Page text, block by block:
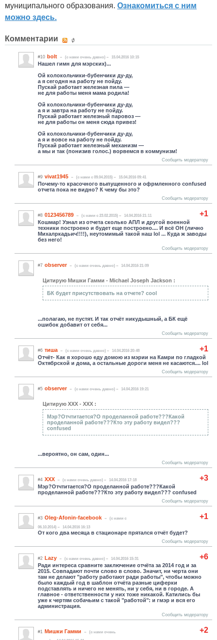
муниципального образования. Ознакомиться с ним
можно здесь.
Комментарии
#10 bolt (c нами очень давно) 15.04.2016 10:15
Нашел гимн для мэрских)...
Ой колокольчики-бубенчики ду-ду,
а я сегодня на работу не пойду.
Пускай работает железная пила —
не для работы меня мама родила!
Ой колокольчики-бубенчики ду-ду,
а я и завтра на работу не пойду.
Пускай работает железный паровоз —
не для работы он меня сюда привез!
Ой колокольчики-бубенчики ду-ду,
а я и вовсе на работу не пойду.
Пускай работает железный механизм —
а мы и так (понизив голос.) ворвемся в коммунизм!
Сообщить модератору
#9 vivat1945 (c нами с 09.04.2015) 15.04.2016 09:41
Почему-то красочного выпущенного и офрмленного confused
отчета пока не видно? К чему бы это?
Сообщить модератору
+1
#8 0123456789 (c нами с 23.02.2015) 14.04.2016 21:11
Кошмар! Узнал из отчета сколько АПЛ и другой военной
техники построено и будет еще построено.... И всё ОН (лично
Михалркадьич!!!!), неутомимый такой наш lol ... Куда ж заводы
без него!
Сообщить модератору
#7 observer (c нами очень давно) 14.04.2016 21:09
Цитирую Мишки Гамми - Michael Joseph Jackson :
БК будет присутствовать на отчете? cool
...полагаю, не пустят. И так отчёт никудышный, а БК ещё
ошибок добавит от себя...
Сообщить модератору
+1
#6 тиша (c нами очень давно) 14.04.2016 20:48
Отчёт- Как я хорошо еду домою из мэрии на Камри по гладкой
Октябрской и дома, а остальные дороги меня не касаются.... lol
Сообщить модератору
#5 observer (c нами очень давно) 14.04.2016 19:21
Цитирую ХХХ - ХХХ :
Мэр?Отчтитается?О проделанной работе???Какой
проделанной работе???Кто эту работу видел???
confused
...вероятно, он сам, один...
Сообщить модератору
+3
#4 ХХХ (c нами очень давно) 14.04.2016 17:18
Мэр?Отчтитается?О проделанной работе???Какой
проделанной работе???Кто эту работу видел??? confused
Сообщить модератору
+1
#3 Oleg-Afonin-facebook
(c нами с
06.10.2014)
14.04.2016 16:13
От кого два месяца в стационаре прятался отчёт будет?
Сообщить модератору
+6
#2 Lazy (c нами очень давно) 14.04.2016 15:31
Ради интереса сравните заключение отчёта за 2014 год и за
2015. Совпадают почти слово в слово. Значит, ни черта они
там не делают "работу работают ради работы", чтобы можно
было каждый год в шаблон отчёта разные циферки
подставлять и ничего не менять, ни у себя, ни в городе. А
главное - ответственности у них тоже никакой. Катились бы
уже к чертям собачьим с такой "работой": и гмэр и вся его
администрация.
Сообщить модератору
+2
#1 Мишки Гамми
(c нами очень